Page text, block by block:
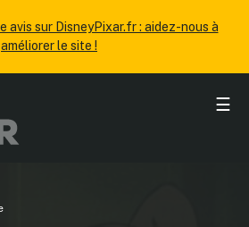
avis sur DisneyPixar.fr : aidez-nous à
améliorer le site !
☰